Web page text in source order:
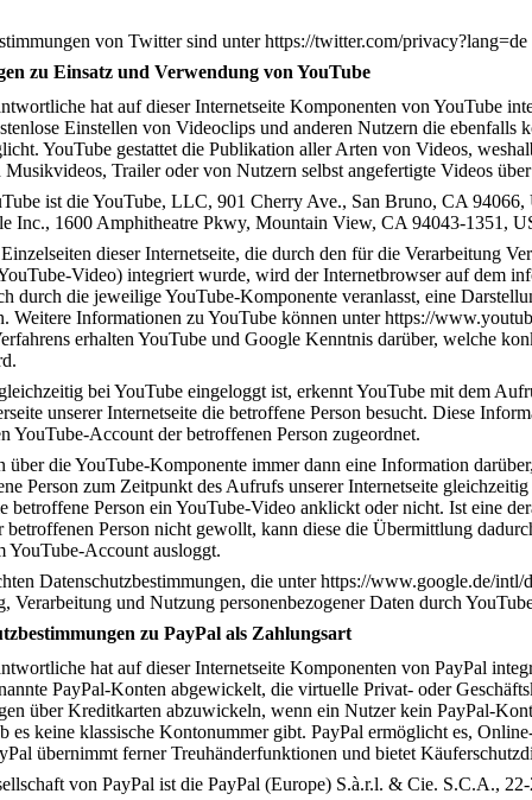
von Twitter sind unter https://twitter.com/privacy?lang=de
zu Einsatz und Verwendung von YouTube
hat auf dieser Internetseite Komponenten von YouTube
Einstellen von Videoclips und anderen Nutzern die ebenfalls
YouTube gestattet die Publikation aller Arten von Videos,
Musikvideos, Trailer oder von Nutzern selbst angefertigte Videos
ist die YouTube, LLC, 901 Cherry Ave., San Bruno, CA
Inc., 1600 Amphitheatre Pkwy, Mountain View, CA 94043-1351,
dieser Internetseite, die durch den für die Verarbeitung
Video) integriert wurde, wird der Internetbrowser auf dem
durch die jeweilige YouTube-Komponente veranlasst, eine
Weitere Informationen zu YouTube können unter https://
erhalten YouTube und Google Kenntnis darüber, welche
bei YouTube eingeloggt ist, erkennt YouTube mit dem
unserer Internetseite die betroffene Person besucht. Diese
YouTube-Account der betroffenen Person zugeordnet.
die YouTube-Komponente immer dann eine Information
Person zum Zeitpunkt des Aufrufs unserer Internetseite
betroffene Person ein YouTube-Video anklickt oder nicht. Ist eine
Person nicht gewollt, kann diese die Übermittlung
YouTube-Account ausloggt.
Datenschutzbestimmungen, die unter https://www.google.de/
Verarbeitung und Nutzung personenbezogener Daten durch
zu PayPal als Zahlungsart
hat auf dieser Internetseite Komponenten von PayPal
PayPal-Konten abgewickelt, die virtuelle Privat- oder
über Kreditkarten abzuwickeln, wenn ein Nutzer kein PayPal-
es keine klassische Kontonummer gibt. PayPal ermöglicht es,
übernimmt ferner Treuhänderfunktionen und bietet
von PayPal ist die PayPal (Europe) S.à.r.l. & Cie. S.C.A.,